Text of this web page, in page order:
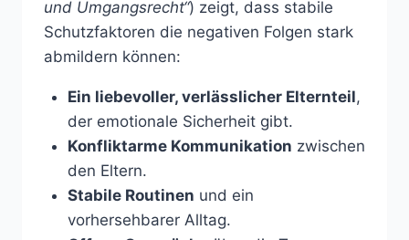
und Umgangsrecht“) zeigt, dass stabile
Schutzfaktoren die negativen Folgen stark
abmildern können:
Ein liebevoller, verlässlicher Elternteil,
der emotionale Sicherheit gibt.
Konfliktarme Kommunikation zwischen
den Eltern.
Stabile Routinen und ein
vorhersehbarer Alltag.